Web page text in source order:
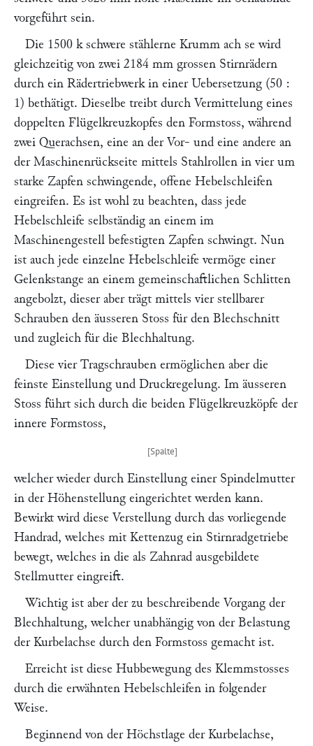
vorgeführt sein.
Die 1500 k schwere stählerne Krumm ach se wird
gleichzeitig von zwei 2184 mm grossen Stirnrädern
durch ein Rädertriebwerk in einer Uebersetzung (50 :
1) bethätigt. Dieselbe treibt durch Vermittelung eines
doppelten Flügelkreuzkopfes den Formstoss, während
zwei Querachsen, eine an der Vor- und eine andere an
der Maschinenrückseite mittels Stahlrollen in vier um
starke Zapfen schwingende, offene Hebelschleifen
eingreifen. Es ist wohl zu beachten, dass jede
Hebelschleife selbständig an einem im
Maschinengestell befestigten Zapfen schwingt. Nun
ist auch jede einzelne Hebelschleife vermöge einer
Gelenkstange an einem gemeinschaftlichen Schlitten
angebolzt, dieser aber trägt mittels vier stellbarer
Schrauben den äusseren Stoss für den Blechschnitt
und zugleich für die Blechhaltung.
Diese vier Tragschrauben ermöglichen aber die
feinste Einstellung und Druckregelung. Im äusseren
Stoss führt sich durch die beiden Flügelkreuzköpfe der
innere Formstoss,
welcher wieder durch Einstellung einer Spindelmutter
in der Höhenstellung eingerichtet werden kann.
Bewirkt wird diese Verstellung durch das vorliegende
Handrad, welches mit Kettenzug ein Stirnradgetriebe
bewegt, welches in die als Zahnrad ausgebildete
Stellmutter eingreift.
Wichtig ist aber der zu beschreibende Vorgang der
Blechhaltung, welcher unabhängig von der Belastung
der Kurbelachse durch den Formstoss gemacht ist.
Erreicht ist diese Hubbewegung des Klemmstosses
durch die erwähnten Hebelschleifen in folgender
Weise.
Beginnend von der Höchstlage der Kurbelachse,